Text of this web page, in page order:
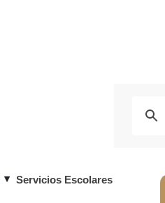
Servicios Escolares